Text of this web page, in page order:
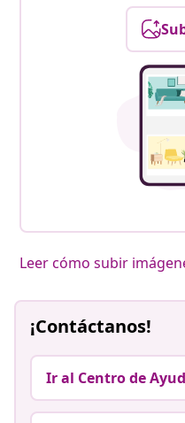
Leer cómo subir
¡Contáctanos!
Ir al Centro de